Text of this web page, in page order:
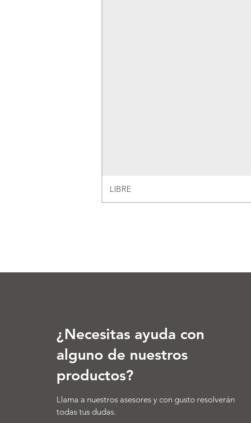
LIBRE
¿Necesitas ayuda con
alguno de nuestros
productos?
Llama a nuestros asesores y con gusto resolverán
todas tus dudas.